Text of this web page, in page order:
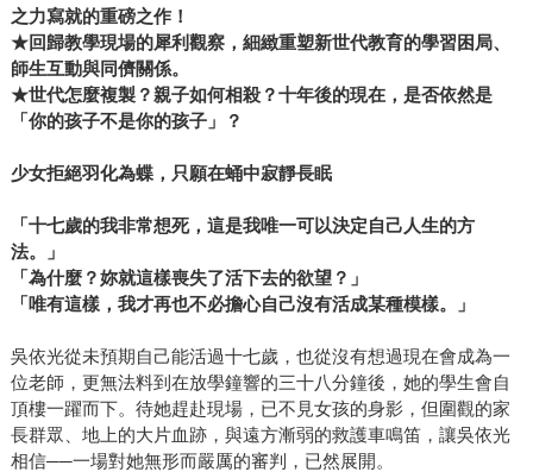
之力寫就的重磅之作！
★回歸教學現場的犀利觀察，細緻重塑新世代教育的學習困局、
師生互動與同儕關係。
★世代怎麼複製？親子如何相殺？十年後的現在，是否依然是
「你的孩子不是你的孩子」？
少女拒絕羽化為蝶，只願在蛹中寂靜長眠
「十七歲的我非常想死，這是我唯一可以決定自己人生的方
法。」
「為什麼？妳就這樣喪失了活下去的欲望？」
「唯有這樣，我才再也不必擔心自己沒有活成某種模樣。」
吳依光從未預期自己能活過十七歲，也從沒有想過現在會成為一
位老師，更無法料到在放學鐘響的三十八分鐘後，她的學生會自
頂樓一躍而下。待她趕赴現場，已不見女孩的身影，但圍觀的家
長群眾、地上的大片血跡，與遠方漸弱的救護車鳴笛，讓吳依光
相信──一場對她無形而嚴厲的審判，已然展開。